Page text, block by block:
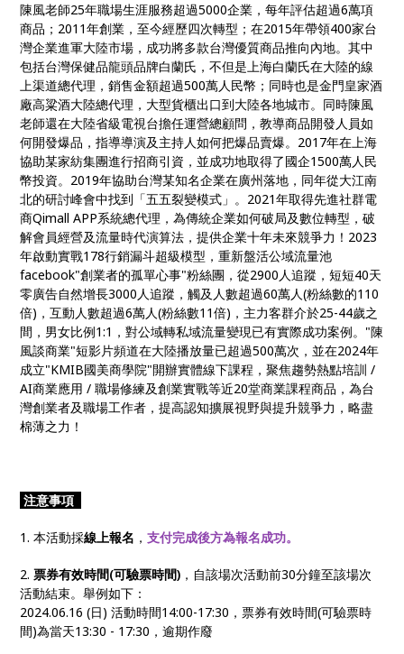
陳風老師25年職場生涯服務超過5000企業，每年評估超過6萬項
商品；2011年創業，至今經歷四次轉型；在2015年帶領400家台
灣企業進軍大陸市場，成功將多款台灣優質商品推向內地。其中
包括台灣保健品龍頭品牌白蘭氏，不但是上海白蘭氏在大陸的線
上渠道總代理，銷售金額超過500萬人民幣；同時也是金門皇家酒
廠高粱酒大陸總代理，大型貨櫃出口到大陸各地城市。同時陳風
老師還在大陸省級電視台擔任運營總顧問，教導商品開發人員如
何開發爆品，指導導演及主持人如何把爆品賣爆。2017年在上海
協助某家紡集團進行招商引資，並成功地取得了國企1500萬人民
幣投資。2019年協助台灣某知名企業在廣州落地，同年從大江南
北的研討峰會中找到「五五裂變模式」。2021年取得先進社群電
商Qimall APP系統總代理，為傳統企業如何破局及數位轉型，破
解會員經營及流量時代演算法，提供企業十年未來競爭力！2023
年啟動實戰178行銷漏斗超級模型，重新盤活公域流量池
facebook"創業者的孤單心事"粉絲團，從2900人追蹤，短短40天
零廣告自然增長3000人追蹤，觸及人數超過60萬人(粉絲數的110
倍)，互動人數超過6萬人(粉絲數11倍)，主力客群介於25-44歲之
間，男女比例1:1，對公域轉私域流量變現已有實際成功案例。"陳
風談商業"短影片頻道在大陸播放量已超過500萬次，並在2024年
成立"KMIB國美商學院"開辦實體線下課程，聚焦趨勢熱點培訓 /
AI商業應用 / 職場修練及創業實戰等近20堂商業課程商品，為台
灣創業者及職場工作者，提高認知擴展視野與提升競爭力，略盡
棉薄之力！
注意事項
1. 本活動採線上報名 ，支付完成後方為報名成功。
2.票券有效時間(可驗票時間) ，自該場次活動前30分鐘至該場次
活動結束。舉例如下：
2024.06.16 (日) 活動時間14:00-17:30，票券有效時間(可驗票時
間)為當天13:30 - 17:30，逾期作廢